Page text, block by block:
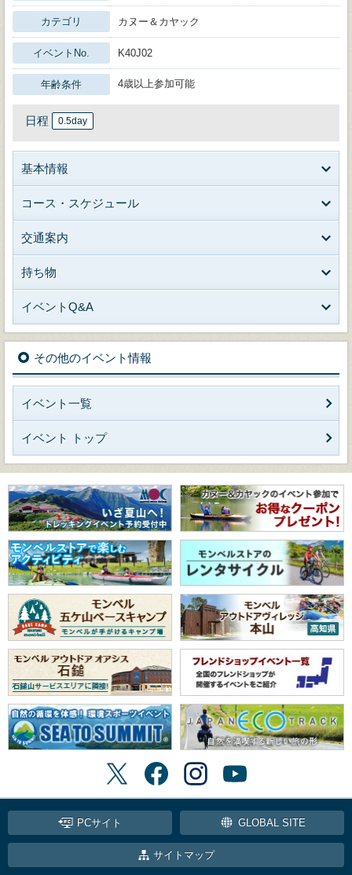
カテゴリ カヌー＆カヤック
イベントNo. K40J02
年齢条件 4歳以上参加可能
日程 0.5day
基本情報
コース・スケジュール
交通案内
持ち物
イベントQ&A
その他のイベント情報
イベント一覧
イベント トップ
PCサイト GLOBAL SITE
サイトマップ